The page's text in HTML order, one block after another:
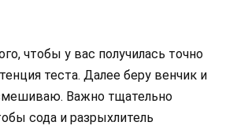
чтобы у вас получилась точно
теста. Далее беру венчик и
Важно тщательно
сода и разрыхлитель